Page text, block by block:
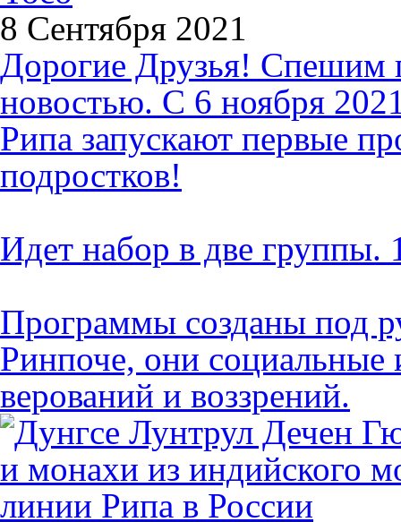
8 Сентября 2021
Дорогие Друзья! Спешим
новостью. С 6 ноября
Рипа запускают первые
подростков!
Идет набор в две группы.
Программы созданы под
Ринпоче, они
верований и воззрений.